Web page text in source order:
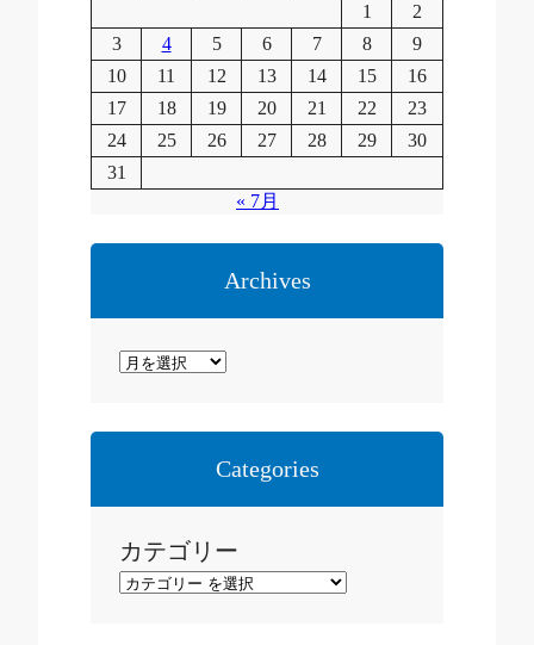
1
2
3
4 5 6 7 8
9
10
11 12 13 14 15
16
17
18 19 20 21 22
23
24
25 26 27 28 29
30
31
« 7月
Archives
ア
カ
Categories
カテゴリー